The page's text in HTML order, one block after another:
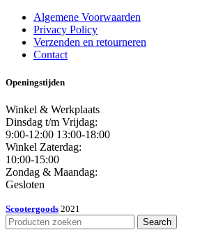
Algemene Voorwaarden
Privacy Policy
Verzenden en retourneren
Contact
Openingstijden
Winkel & Werkplaats
Dinsdag t/m Vrijdag:
9:00-12:00 13:00-18:00
Winkel Zaterdag:
10:00-15:00
Zondag & Maandag:
Gesloten
Scootergoods 2021
Search